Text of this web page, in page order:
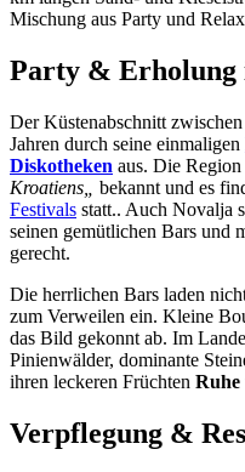
Mischung aus Party und
Party & Erholung
Der Küstenabschnitt
Jahren durch seine einmaligen
Diskotheken aus. Die
Kroatiens„
bekannt und es
Festivals statt.. Auch Novalja
seinen gemütlichen Bars und
gerecht.
Die herrlichen Bars laden
zum Verweilen ein. Kleine
das Bild gekonnt ab. Im
Pinienwälder, dominante
ihren leckeren Früchten Ruhe
Verpflegung &